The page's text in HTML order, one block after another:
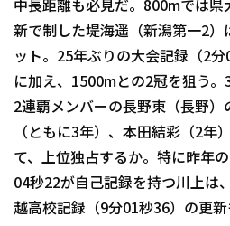
中長距離も必見だ。800mでは
新で制した堤海遥（新潟第一2）
ット。25年ぶりの大会記録（2
に加え、1500mとの2冠を狙う
2連覇メンバーの長野東（長野）
（ともに3年）、本田結彩（2年
て、上位独占するか。特に昨年
04秒22が自己記録を持つ川上は
越高校記録（9分01秒36）の更新